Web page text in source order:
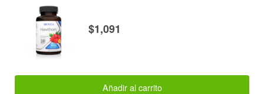
$1,091
Añadir al carrito